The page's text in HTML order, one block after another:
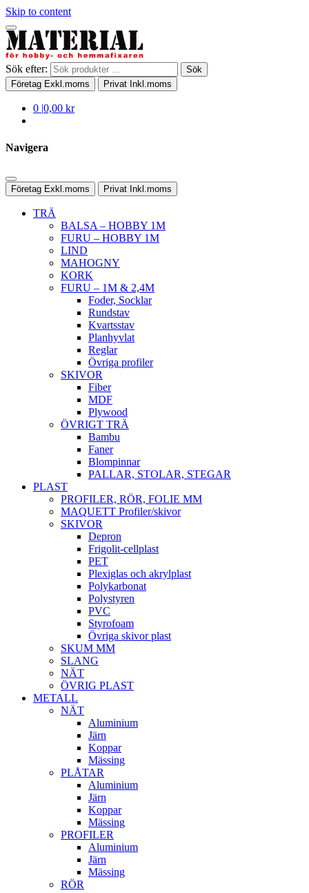
Skip to content
Sök efter:
Sök
Företag Exkl.moms Privat Inkl.moms
0 |0,00 kr
Navigera
Företag Exkl.moms Privat Inkl.moms
TRÄ
BALSA – HOBBY 1M
FURU – HOBBY 1M
LIND
MAHOGNY
KORK
FURU – 1M & 2,4M
Foder, Socklar
Rundstav
Kvartsstav
Planhyvlat
Reglar
Övriga profiler
SKIVOR
Fiber
MDF
Plywood
ÖVRIGT TRÄ
Bambu
Faner
Blompinnar
PALLAR, STOLAR, STEGAR
PLAST
PROFILER, RÖR, FOLIE MM
MAQUETT Profiler/skivor
SKIVOR
Depron
Frigolit-cellplast
PET
Plexiglas och akrylplast
Polykarbonat
Polystyren
PVC
Styrofoam
Övriga skivor plast
SKUM MM
SLANG
NÄT
ÖVRIG PLAST
METALL
NÄT
Aluminium
Järn
Koppar
Mässing
PLÅTAR
Aluminium
Järn
Koppar
Mässing
PROFILER
Aluminium
Järn
Mässing
RÖR